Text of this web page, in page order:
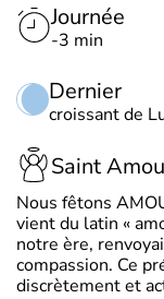
Journée
-3 min
Dernier
croissant de
Saint
Nous fêtons
vient du latin «
notre ère,
compassion. Ce
discrètement et